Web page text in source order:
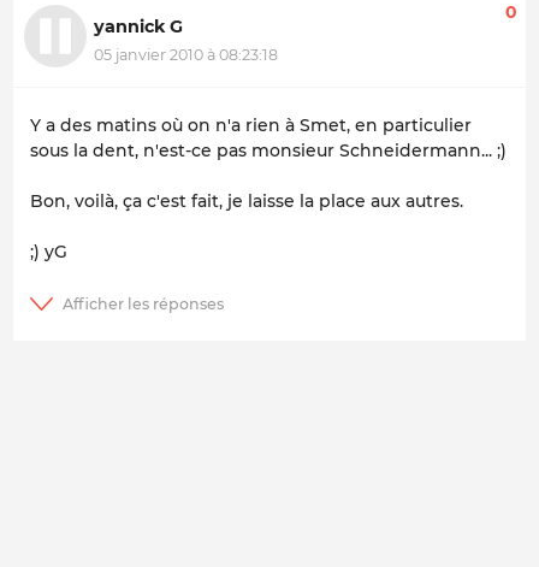
yannick G
05 janvier 2010 à 08:23:18
0
Y a des matins où on n'a rien à Smet, en particulier
sous la dent, n'est-ce pas monsieur Schneidermann... ;)
Bon, voilà, ça c'est fait, je laisse la place aux autres.
;) yG